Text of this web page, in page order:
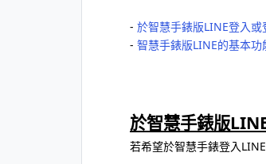
‐ 於智慧手錶版LINE登入或
‐ 智慧手錶版LINE的基本功
於智慧手錶版
若希望於智慧手錶登入